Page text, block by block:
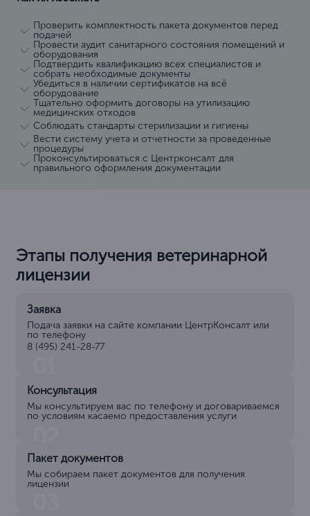
Проверить комплектность пакета документов перед
подачей
Провести аудит санитарного состояния помещений и
оборудования
Подтвердить квалификацию всех специалистов и
собрать необходимые документы
Убедиться в наличии сертификатов на всё
оборудование
Тщательно оформить договоры на утилизацию
медицинских отходов
Соблюдать стандарты стерилизации и гигиены
Вести систему учета и отчетности за проведенные
процедуры
Проконсультироваться с Центрконсалт для
правильного оформления документации
Этапы получения ветеринарной
лицензии
Заявка
Подача заявки на сайте компании ЦентрКонсалт или
по телефону
8 (495) 241-28-77
Консультация
Мы консультируем вас по телефону и договариваемся
по условиям касаемо предоставления услуги
Пакет документов
Мы собираем пакет документов для получения
лицензии